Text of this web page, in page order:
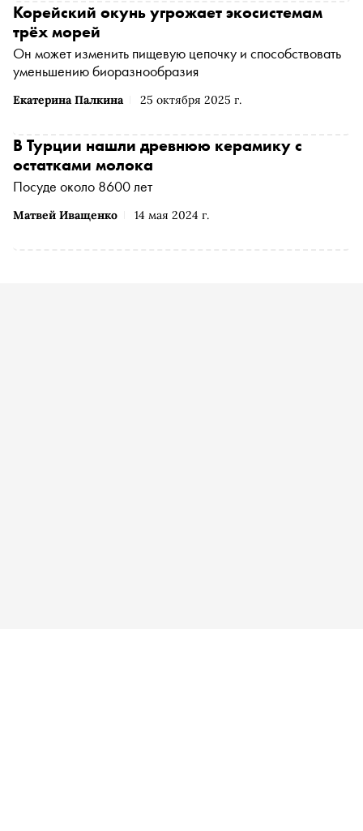
Екатерина Палкина 25 октября 2025 г.
Корейский окунь угрожает экосистемам
трёх морей
Он может изменить пищевую цепочку и способствовать
уменьшению биоразнообразия
Матвей Иващенко 14 мая 2024 г.
В Турции нашли древнюю керамику с
остатками молока
Посуде около 8600 лет